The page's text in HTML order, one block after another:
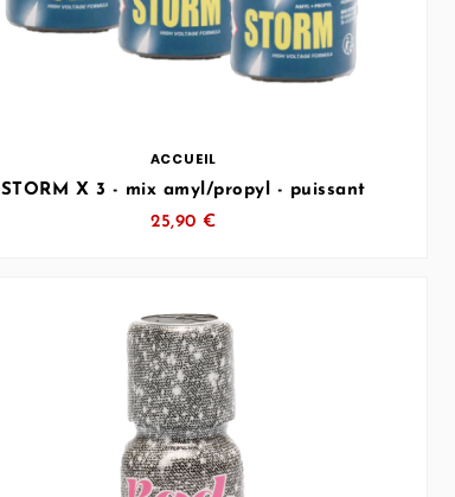
ACCUEIL
STORM X 3 - mix amyl/propyl - puissant
25,90 €